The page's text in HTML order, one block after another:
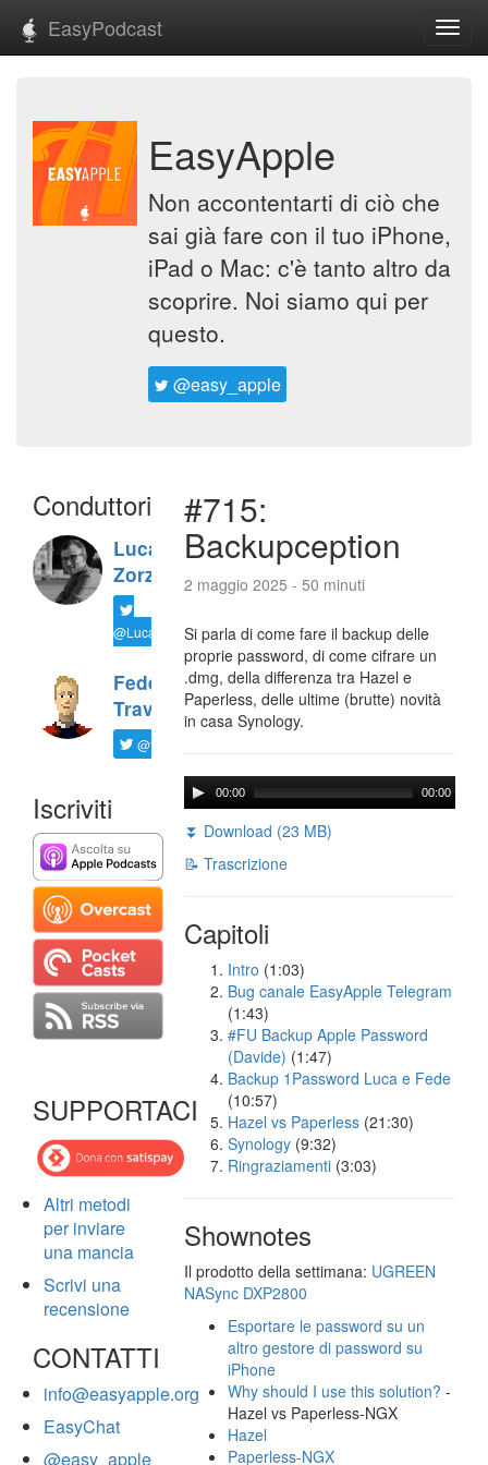
EasyPodcast
EasyApple
Non accontentarti di ciò che
sai già fare con il tuo iPhone,
iPad o Mac: c'è tanto altro da
scoprire. Noi siamo qui per
questo.
@easy_apple
Conduttori
Luca
Zorzi
@LucaTNT
Federico
Travaini
@ftrava
Iscriviti
SUPPORTACI
Altri metodi
per inviare
una mancia
Scrivi una
recensione
CONTATTI
info@easyapple.org
EasyChat
@easy_apple
#715:
Backupception
2 maggio 2025 - 50 minuti
Si parla di come fare il backup delle
proprie password, di come cifrare un
.dmg, della differenza tra Hazel e
Paperless, delle ultime (brutte) novità
in casa Synology.
00:00 00:00
⏬ Download (23 MB)
📝 Trascrizione
Capitoli
Intro (1:03)
Bug canale EasyApple Telegram
(1:43)
#FU Backup Apple Password
(Davide) (1:47)
Backup 1Password Luca e Fede
(10:57)
Hazel vs Paperless (21:30)
Synology (9:32)
Ringraziamenti (3:03)
Shownotes
Il prodotto della settimana: UGREEN
NASync DXP2800
Esportare le password su un
altro gestore di password su
iPhone
Why should I use this solution? -
Hazel vs Paperless-NGX
Hazel
Paperless-NGX